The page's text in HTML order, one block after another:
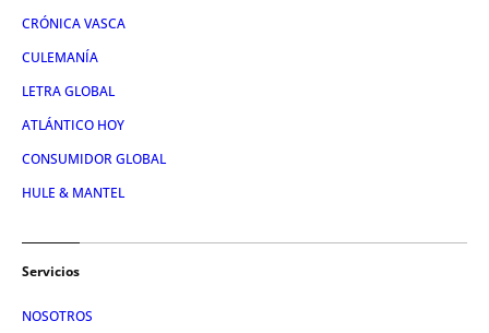
CRÓNICA VASCA
CULEMANÍA
LETRA GLOBAL
ATLÁNTICO HOY
CONSUMIDOR GLOBAL
HULE & MANTEL
Servicios
NOSOTROS